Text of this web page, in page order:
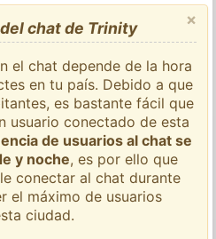
×
chat de Trinity
el chat depende de la hora
en tu país. Debido a que
es bastante fácil que
usuario conectado de esta
de usuarios al chat se
y noche, es por ello que
conectar al chat durante
el máximo de usuarios
ciudad.